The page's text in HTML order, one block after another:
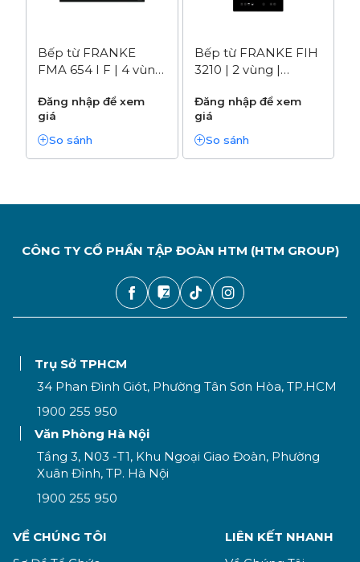
Bếp từ FRANKE
FMA 654 I F | 4 vùng
Đăng nhập để xem
giá
So sánh
Bếp từ FRANKE FIH
3210 | 2 vùng |
Đăng nhập để xem
giá
So sánh
CÔNG TY CỔ PHẦN TẬP ĐOÀN HTM (HTM GROUP)
Trụ Sở TPHCM
34 Phan Đình Giót, Phường Tân Sơn Hòa, TP.HCM
1900 255 950
Văn Phòng Hà Nội
Tầng 3, N03 -T1, Khu Ngoại Giao Đoàn, Phường
Xuân Đỉnh, TP. Hà Nội
1900 255 950
VỀ CHÚNG TÔI
LIÊN KẾT NHANH